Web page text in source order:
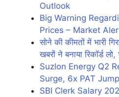
Outlook
Big Warning
Prices – Market
सोने की कीमतों में भारी
खबरों ने बनाया रिकॉर्ड
Suzlon Energy Q2
Surge, 6x PAT
SBI Clerk Salary